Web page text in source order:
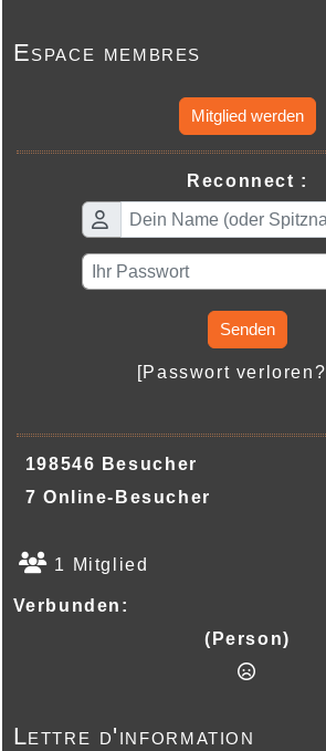
Espace membres
Mitglied werden
Reconnect :
Senden
[Passwort verloren?
198546 Besucher
7 Online-Besucher
1 Mitglied
Verbunden:
(Person)
Lettre d'information